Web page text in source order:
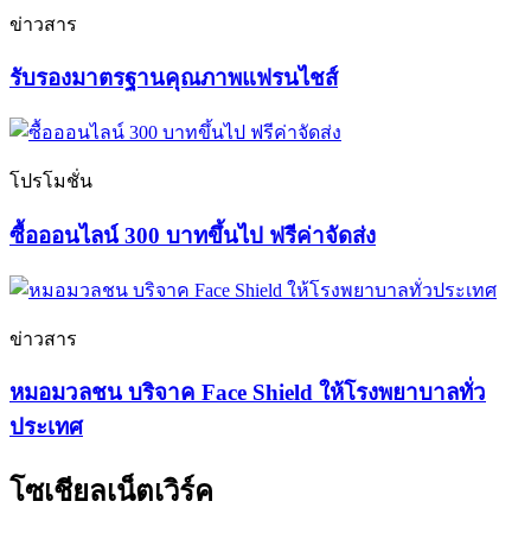
ข่าวสาร
รับรองมาตรฐานคุณภาพแฟรนไชส์
โปรโมชั่น
ซื้อออนไลน์ 300 บาทขึ้นไป ฟรีค่าจัดส่ง
ข่าวสาร
หมอมวลชน บริจาค Face Shield ให้โรงพยาบาลทั่ว
ประเทศ
โซเชียลเน็ตเวิร์ค